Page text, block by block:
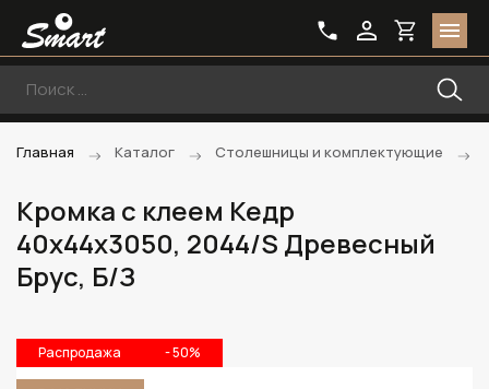
Главная Каталог Столешницы и комплектующие
Кромка с клеем Кедр
40х44х3050, 2044/S Древесный
Брус, Б/З
Распродажа - 50%